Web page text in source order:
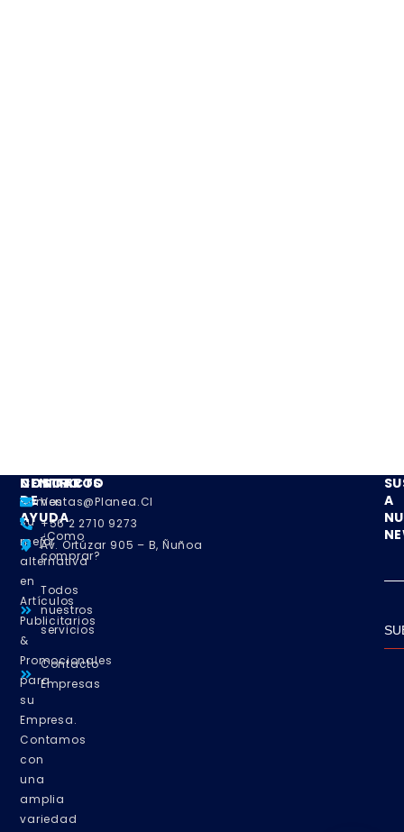
NOSOTROS
Somos
su
mejor
alternativa
en
Artículos
Publicitarios
&
Promocionales
para
su
Empresa.
Contamos
con
una
amplia
variedad
CENTRO
DE
AYUDA
¿Como
comprar?
Todos
nuestros
servicios
Contacto
Empresas
CONTACTO
Ventas@planea.cl
+56 2 2710 9273
Av. Ortúzar 905 – B, Ñuñoa
A